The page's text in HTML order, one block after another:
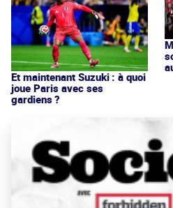
Et maintenant Suzuki : à quoi
joue Paris avec ses
gardiens ?